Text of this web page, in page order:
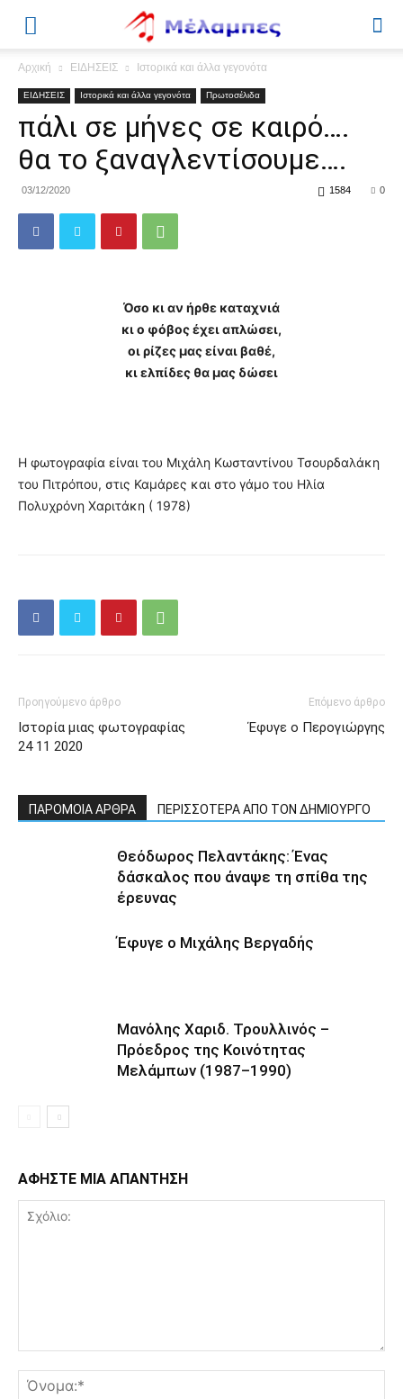
Αρχική ΕΙΔΗΣΕΙΣ Ιστορικά και άλλα γεγονότα
ΕΙΔΗΣΕΙΣ Ιστορικά και άλλα γεγονότα Πρωτοσέλιδα
πάλι σε μήνες σε καιρό….
θα το ξαναγλεντίσουμε….
03/12/2020 0
1584
Όσο κι αν ήρθε καταχνιά
κι ο φόβος έχει απλώσει,
οι ρίζες μας είναι βαθέ,
κι ελπίδες θα μας δώσει
Η φωτογραφία είναι του Μιχάλη Κωσταντίνου Τσουρδαλάκη
του Πιτρόπου, στις Καμάρες και στο γάμο του Ηλία
Πολυχρόνη Χαριτάκη ( 1978)
Προηγούμενο άρθρο
Ιστορία μιας φωτογραφίας
24 11 2020
Επόμενο άρθρο
Έφυγε ο Περογιώργης
ΠΑΡΟΜΟΙΑ ΑΡΘΡΑ ΠΕΡΙΣΣΟΤΕΡΑ ΑΠΟ ΤΟΝ ΔΗΜΙΟΥΡΓΟ
Θεόδωρος Πελαντάκης: Ένας
δάσκαλος που άναψε τη σπίθα της
έρευνας
Έφυγε ο Μιχάλης Βεργαδής
Μανόλης Χαριδ. Τρουλλινός –
Πρόεδρος της Κοινότητας
Μελάμπων (1987–1990)
ΑΦΗΣΤΕ ΜΙΑ ΑΠΑΝΤΗΣΗ